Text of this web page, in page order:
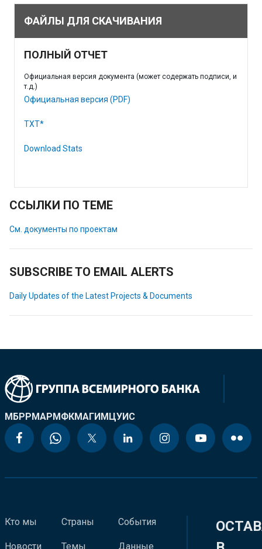
ФАЙЛЫ ДЛЯ СКАЧИВАНИЯ
ПОЛНЫЙ ОТЧЕТ
Официальная версия документа (может содержать подписи, и
т.д.)
Официальная версия (PDF)
TXT*
Download Stats
ССЫЛКИ ПО ТЕМЕ
См. документы по проектам
SUBSCRIBE TO EMAIL ALERTS
Daily Updates of the Latest Projects & Documents
МБРРМАРМФКМАГИМЦУИС
Кто мы
Новости
Страны
Темы
События
Данные